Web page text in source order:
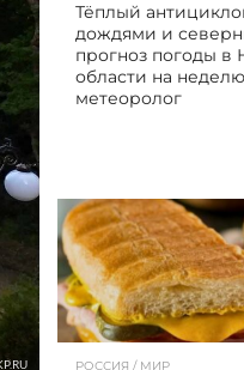
Тёплый
дождями и
прогноз погоды в
области на
метеоролог
РОССИЯ / МИР